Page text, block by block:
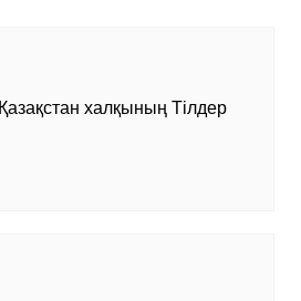
халқының Тілдер